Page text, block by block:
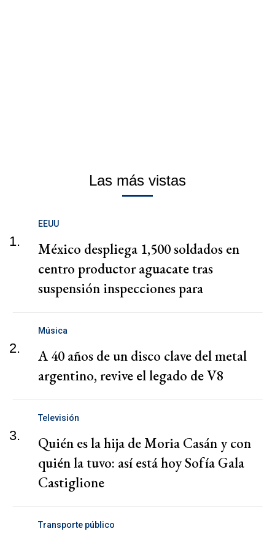
Las más vistas
1.
EEUU
México despliega 1,500 soldados en
centro productor aguacate tras
suspensión inspecciones para
2.
Música
A 40 años de un disco clave del metal
argentino, revive el legado de V8
3.
Televisión
Quién es la hija de Moria Casán y con
quién la tuvo: así está hoy Sofía Gala
Castiglione
Transporte público